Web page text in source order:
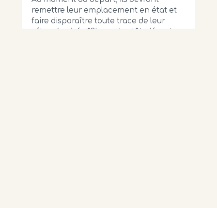
remettre leur emplacement en état et
faire disparaître toute trace de leur